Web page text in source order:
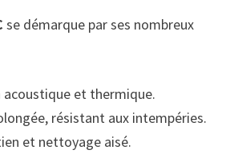
se démarque par ses nombreux
acoustique et thermique.
résistant aux intempéries.
et nettoyage aisé.